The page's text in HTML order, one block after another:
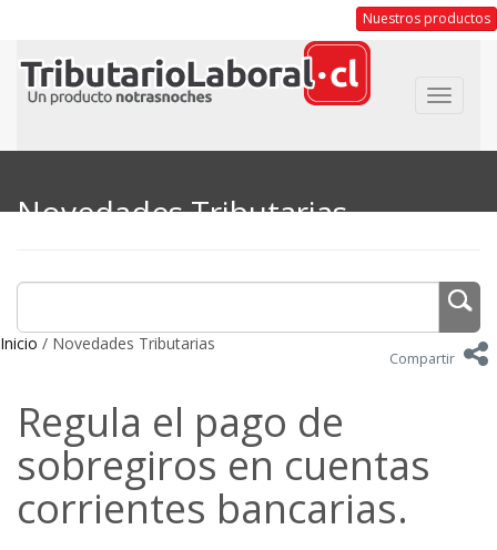
Nuestros productos
Toggle
Novedades Tributarias
Inicio / Novedades Tributarias
Compartir
Regula el pago de
sobregiros en cuentas
corrientes bancarias.